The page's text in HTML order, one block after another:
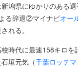
潟県にゆかりのある
る辞退②マイナビオー
れる。
時代に最速158キロを
垣元気（千葉ロッテ